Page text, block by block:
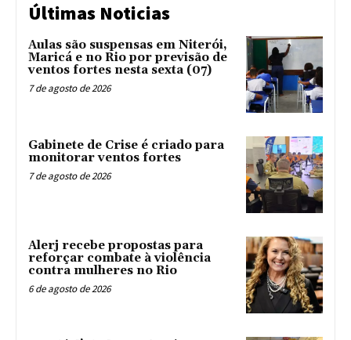
Últimas Noticias
Aulas são suspensas em Niterói,
Maricá e no Rio por previsão de
ventos fortes nesta sexta (07)
7 de agosto de 2026
Gabinete de Crise é criado para
monitorar ventos fortes
7 de agosto de 2026
Alerj recebe propostas para
reforçar combate à violência
contra mulheres no Rio
6 de agosto de 2026